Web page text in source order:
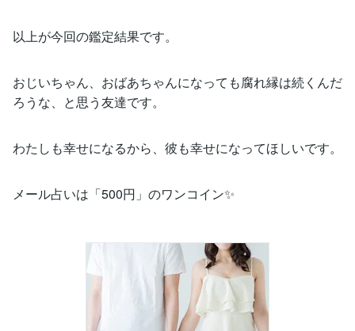
以上が今回の鑑定結果です。
おじいちゃん、おばあちゃんになっても腐れ縁は続くんだ
ろうな、と思う友達です。
わたしも幸せになるから、彼も幸せになってほしいです。
メール占いは「500円」のワンコイン✨